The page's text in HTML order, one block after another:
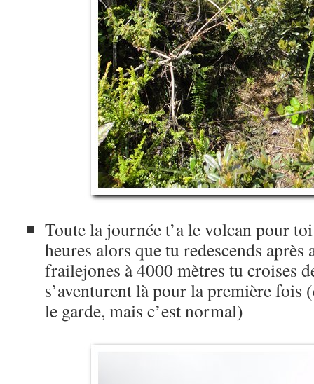
Toute la journée t’a le volcan pour
heures alors que tu redescends après
frailejones à 4000 mètres tu croises
s’aventurent là pour la première fois
le garde, mais c’est normal)